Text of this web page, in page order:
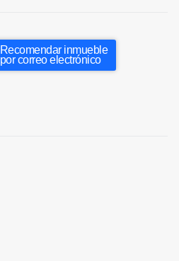
Recomendar inmueble
por correo electrónico